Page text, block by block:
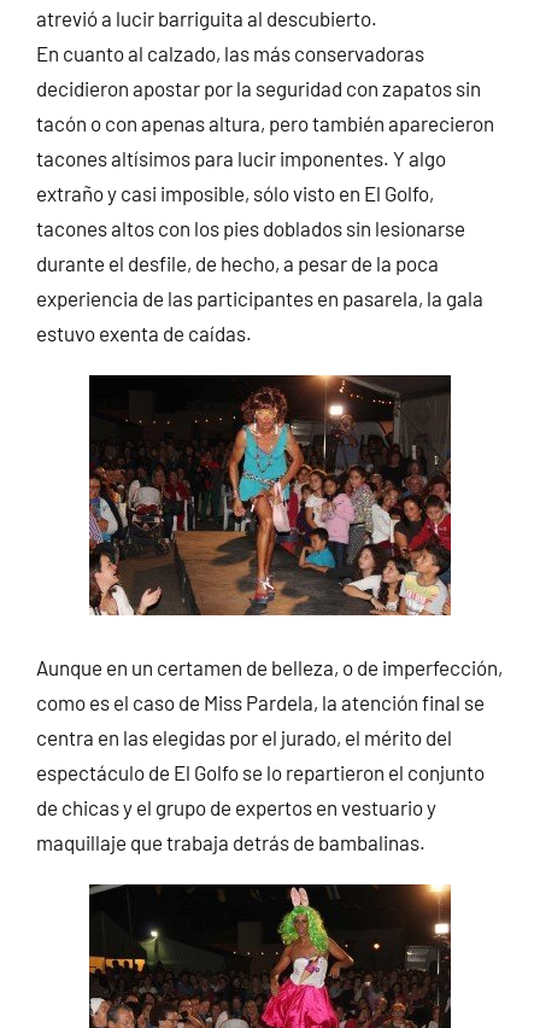
atrevió a lucir barriguita al descubierto.
En cuanto al calzado, las más conservadoras
decidieron apostar por la seguridad con zapatos sin
tacón o con apenas altura, pero también aparecieron
tacones altísimos para lucir imponentes. Y algo
extraño y casi imposible, sólo visto en El Golfo,
tacones altos con los pies doblados sin lesionarse
durante el desfile, de hecho, a pesar de la poca
experiencia de las participantes en pasarela, la gala
estuvo exenta de caídas.
Aunque en un certamen de belleza, o de imperfección,
como es el caso de Miss Pardela, la atención final se
centra en las elegidas por el jurado, el mérito del
espectáculo de El Golfo se lo repartieron el conjunto
de chicas y el grupo de expertos en vestuario y
maquillaje que trabaja detrás de bambalinas.